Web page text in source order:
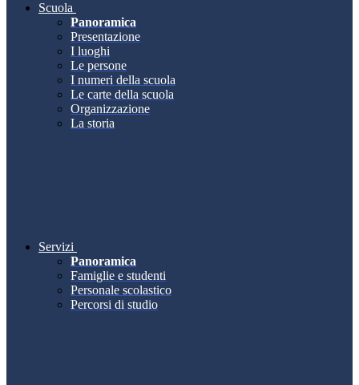
Scuola
Panoramica
Presentazione
I luoghi
Le persone
I numeri della scuola
Le carte della scuola
Organizzazione
La storia
Servizi
Panoramica
Famiglie e studenti
Personale scolastico
Percorsi di studio